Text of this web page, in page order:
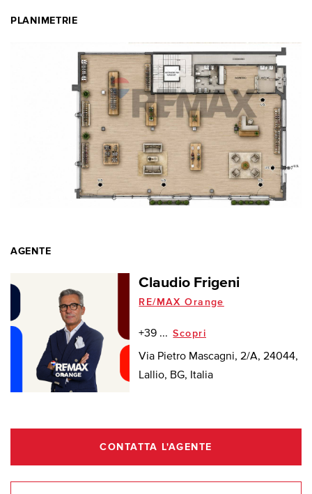
PLANIMETRIE
AGENTE
Claudio Frigeni
RE/MAX Orange
+39 ... Scopri
Via Pietro Mascagni, 2/A, 24044,
Lallio, BG, Italia
CONTATTA L'AGENTE